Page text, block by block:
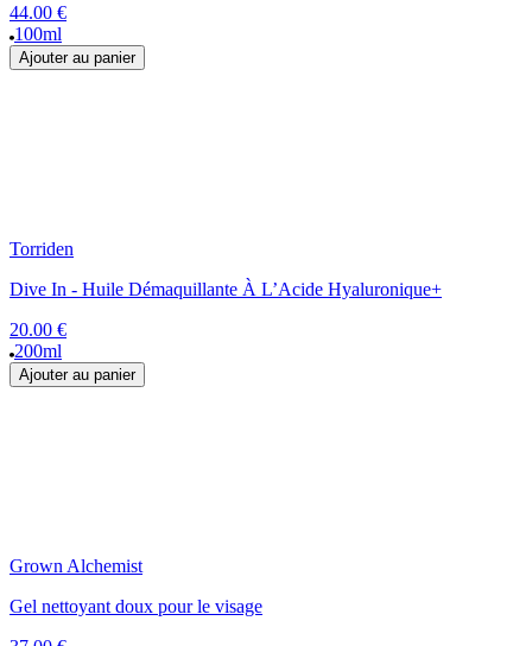
44.00 €
100ml
Ajouter au panier
Torriden
Dive In - Huile Démaquillante À L’Acide Hyaluronique+
20.00 €
200ml
Ajouter au panier
Grown Alchemist
Gel nettoyant doux pour le visage